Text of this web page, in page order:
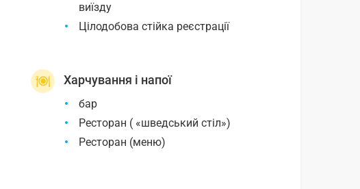
виїзду
Цілодобова стійка реєстрації
Харчування і напої
бар
Ресторан ( «шведський стіл»)
Ресторан (меню)